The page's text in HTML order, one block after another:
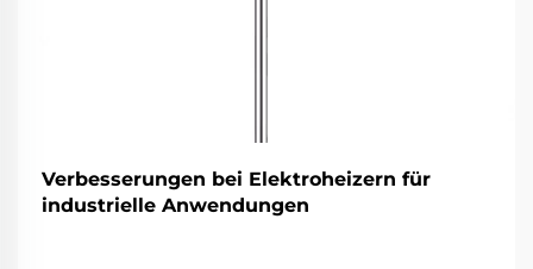
Verbesserungen bei Elektroheizern für
industrielle Anwendungen